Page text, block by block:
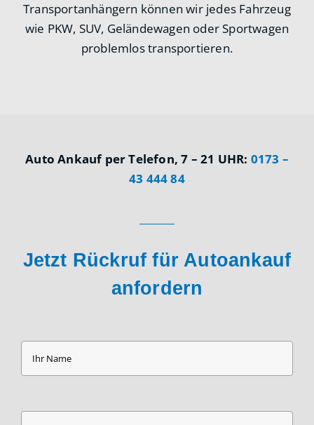
Transportanhängern können wir jedes Fahrzeug
wie PKW, SUV, Geländewagen oder Sportwagen
problemlos transportieren.
Auto Ankauf per Telefon, 7 – 21 UHR: 0173 –
43 444 84
Jetzt Rückruf für Autoankauf
anfordern